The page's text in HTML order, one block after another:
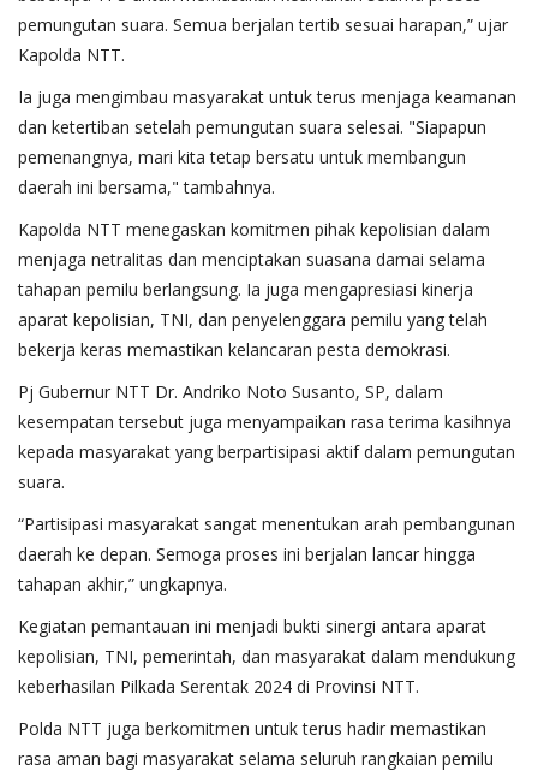
pemungutan suara. Semua berjalan tertib sesuai harapan,” ujar
Kapolda NTT.
Ia juga mengimbau masyarakat untuk terus menjaga keamanan
dan ketertiban setelah pemungutan suara selesai. "Siapapun
pemenangnya, mari kita tetap bersatu untuk membangun
daerah ini bersama," tambahnya.
Kapolda NTT menegaskan komitmen pihak kepolisian dalam
menjaga netralitas dan menciptakan suasana damai selama
tahapan pemilu berlangsung. Ia juga mengapresiasi kinerja
aparat kepolisian, TNI, dan penyelenggara pemilu yang telah
bekerja keras memastikan kelancaran pesta demokrasi.
Pj Gubernur NTT Dr. Andriko Noto Susanto, SP, dalam
kesempatan tersebut juga menyampaikan rasa terima kasihnya
kepada masyarakat yang berpartisipasi aktif dalam pemungutan
suara.
“Partisipasi masyarakat sangat menentukan arah pembangunan
daerah ke depan. Semoga proses ini berjalan lancar hingga
tahapan akhir,” ungkapnya.
Kegiatan pemantauan ini menjadi bukti sinergi antara aparat
kepolisian, TNI, pemerintah, dan masyarakat dalam mendukung
keberhasilan Pilkada Serentak 2024 di Provinsi NTT.
Polda NTT juga berkomitmen untuk terus hadir memastikan
rasa aman bagi masyarakat selama seluruh rangkaian pemilu